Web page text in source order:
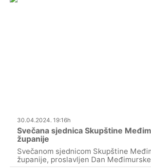
30.04.2024. 19:16h
Svečana sjednica Skupštine
županije
Svečanom sjednicom Skupštine
županije, proslavljen Dan